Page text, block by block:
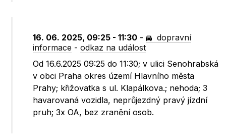
16. 06. 2025, 09:25 - 11:30 -
dopravní
informace -odkaz na událost
Od 16.6.2025 09:25 do 11:30; v ulici Senohrabská
v obci Praha okres území Hlavního města
Prahy; křižovatka s ul. Klapálkova.; nehoda; 3
havarovaná vozidla, neprůjezdný pravý jízdní
pruh; 3x OA, bez zranění osob.